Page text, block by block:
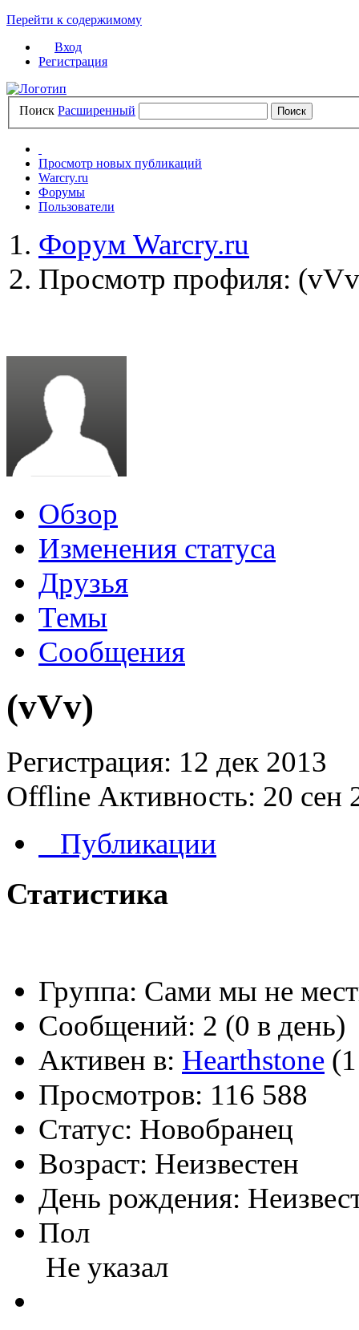
Перейти к содержимому
Вход
Регистрация
Поиск Расширенный
Просмотр новых публикаций
Warcry.ru
Форумы
Пользователи
Форум Warcry.ru
Просмотр профиля:
Обзор
Изменения статуса
Друзья
Темы
Сообщения
(vVv)
Регистрация: 12 дек 2013
Offline Активность: 20 сен
Публикации
Статистика
Группа: Сами мы не
Сообщений: 2 (0 в день)
Активен в: Hearthstone
Просмотров: 116 588
Статус: Новобранец
Возраст: Неизвестен
День рождения:
Пол
Не указал